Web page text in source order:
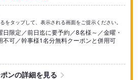
をタップして、表示される画面をご提示ください。
日限定／前日迄に要予約／8名様～／金曜・
不可／幹事様1名分無料クーポンと併用可
ンの詳細を見る